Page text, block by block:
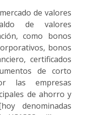
de valores
de valores
como bonos
bonos
certificados
de corto
las empresas
de ahorro y
denominadas